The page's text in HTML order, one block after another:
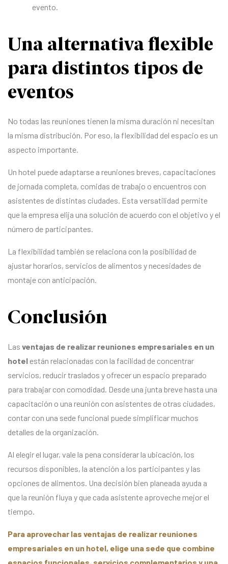
evento.
Una alternativa flexible
para distintos tipos de
eventos
No todas las reuniones tienen la misma duración ni necesitan
la misma distribución. Por eso, la flexibilidad del espacio es un
aspecto importante.
Un hotel puede adaptarse a reuniones breves, capacitaciones
de jornada completa, comidas de trabajo o encuentros con
asistentes de distintas ciudades. Esta versatilidad permite
que la empresa elija una solución de acuerdo con el objetivo y el
número de participantes.
La flexibilidad también se relaciona con la posibilidad de
ajustar horarios, servicios de alimentos y necesidades de
montaje con anticipación.
Conclusión
Las ventajas de realizar reuniones empresariales en un
hotel están relacionadas con la facilidad de concentrar
servicios, reducir traslados y ofrecer un espacio preparado
para trabajar con comodidad. Desde una junta breve hasta una
capacitación o una reunión con asistentes de otras ciudades,
contar con una sede funcional puede simplificar muchos
detalles de la organización.
Al elegir el lugar, vale la pena considerar la ubicación, los
recursos disponibles, la atención a los participantes y las
opciones de alimentos. Una decisión bien planeada ayuda a
que la reunión fluya y que cada asistente aproveche mejor el
tiempo.
Para aprovechar las ventajas de realizar reuniones
empresariales en un hotel, elige una sede que combine